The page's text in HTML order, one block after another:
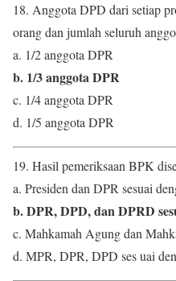
18. Anggota DPD dari setiap
orang dan jumlah seluruh
a. 1/2 anggota DPR
b. 1/3 anggota DPR
c. 1/4 anggota DPR
d. 1/5 anggota DPR
19. Hasil pemeriksaan BPK
a. Presiden dan DPR sesuai
b. DPR, DPD, dan DPRD
c. Mahkamah Agung dan
d. MPR, DPR, DPD ses uai